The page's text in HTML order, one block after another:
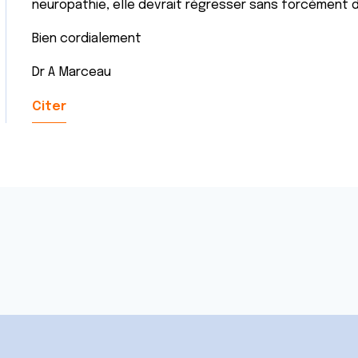
neuropathie, elle devrait régresser sans forcément
Bien cordialement
Dr A Marceau
Citer